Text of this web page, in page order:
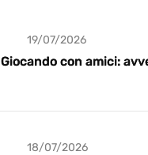
19/07/2026
Giocando con amici:
18/07/2026